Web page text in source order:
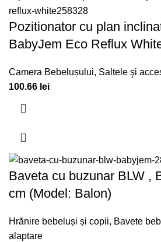
Pozitionator cu plan
BabyJem Eco Reflux
Camera Bebelușului, Saltele şi
100.66 lei
Baveta cu buzunar BLW ,
cm (Model: Balon)
Hrănire bebeluși și copii, Bavete
alaptare